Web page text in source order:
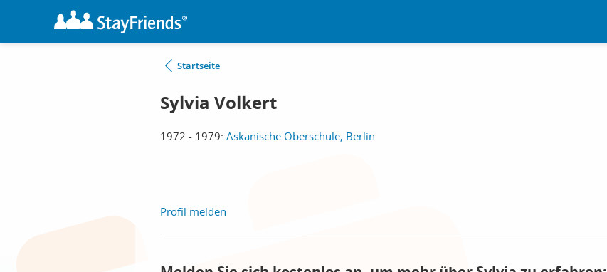
Startseite
Sylvia Volkert
1972 - 1979: Askanische Oberschule, Berlin
Profil melden